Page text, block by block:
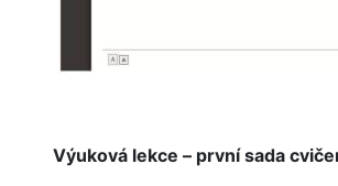
Výuková lekce – první sada